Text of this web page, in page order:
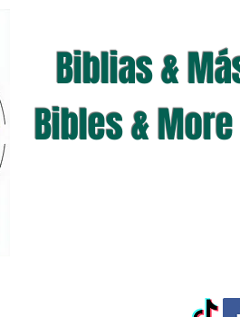
Biblias &
Bibles &